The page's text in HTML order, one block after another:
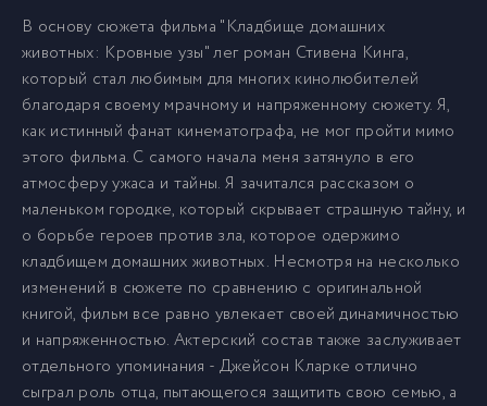
В основу сюжета фильма "Кладбище домашних
животных: Кровные узы" лег роман Стивена Кинга,
который стал любимым для многих кинолюбителей
благодаря своему мрачному и напряженному сюжету. Я,
как истинный фанат кинематографа, не мог пройти мимо
этого фильма. С самого начала меня затянуло в его
атмосферу ужаса и тайны. Я зачитался рассказом о
маленьком городке, который скрывает страшную тайну, и
о борьбе героев против зла, которое одержимо
кладбищем домашних животных. Несмотря на несколько
изменений в сюжете по сравнению с оригинальной
книгой, фильм все равно увлекает своей динамичностью
и напряженностью. Актерский состав также заслуживает
отдельного упоминания - Джейсон Кларке отлично
сыграл роль отца, пытающегося защитить свою семью, а